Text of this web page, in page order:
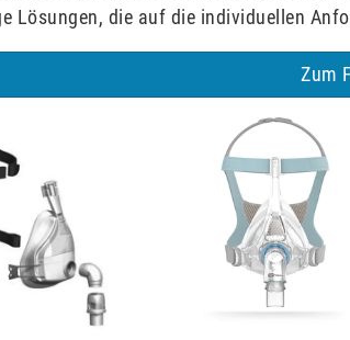
Lösungen, die auf die individuellen
Zum